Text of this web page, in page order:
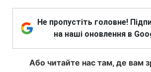
Не пропустіть головне!
на наші оновлення в
Або читайте нас там, де вам